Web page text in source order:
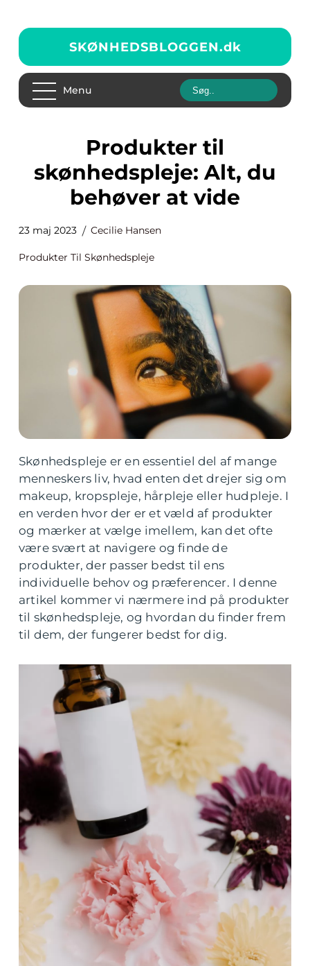
SKØNHEDSBLOGGEN.dk
Menu
Produkter til
skønhedspleje: Alt, du
behøver at vide
23 maj 2023 Cecilie Hansen
Produkter Til Skønhedspleje
Skønhedspleje er en essentiel del af mange
menneskers liv, hvad enten det drejer sig om
makeup, kropspleje, hårpleje eller hudpleje. I
en verden hvor der er et væld af produkter
og mærker at vælge imellem, kan det ofte
være svært at navigere og finde de
produkter, der passer bedst til ens
individuelle behov og præferencer. I denne
artikel kommer vi nærmere ind på produkter
til skønhedspleje, og hvordan du finder frem
til dem, der fungerer bedst for dig.